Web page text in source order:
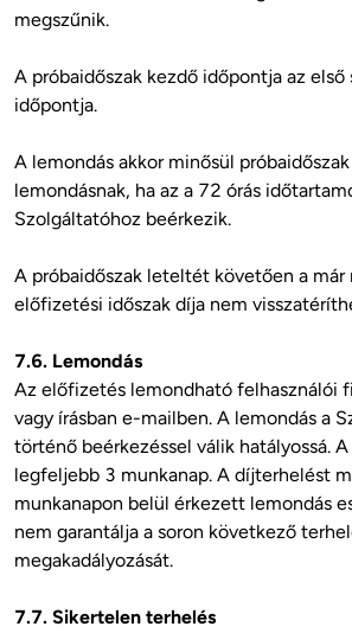
megszűnik.
A próbaidőszak kezdő időpontja az
időpontja.
A lemondás akkor minősül
lemondásnak, ha az a 72 órás
Szolgáltatóhoz beérkezik.
A próbaidőszak leteltét követően a
előfizetési időszak díja nem
7.6. Lemondás
Az előfizetés lemondható felhasználói
vagy írásban e-mailben. A lemondás a
történő beérkezéssel válik hatályossá.
legfeljebb 3 munkanap. A díjterhelést
munkanapon belül érkezett lemondás
nem garantálja a soron következő
megakadályozását.
7.7. Sikertelen terhelés